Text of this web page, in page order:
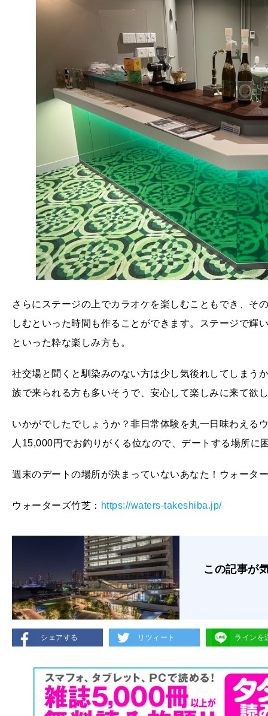
さらにステージの上でカラオケを楽しむこともでき、そ
しむといった時間も作ることができます。ステージで輝
といった粋な楽しみ方も。
社交場と聞くと馴染みのない方は少し気後れしてしまう
族で来られる方も多いそうで、安心して楽しみに来て欲
いかがでしたでしょうか？非日常体験を丸一日味わえる
人15,000円でお釣りがくる位なので、デートする場所に
週末のデートの場所が決まっていないあなた！ウォータ
ウォーターズ竹芝： https://waters-takeshiba.jp/
この記事が
シェアする リツィート ラインを